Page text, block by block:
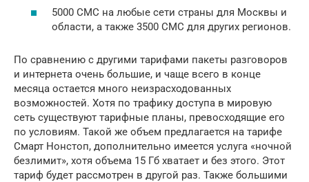
5000 СМС на любые сети страны для Москвы и
области, а также 3500 СМС для других регионов.
По сравнению с другими тарифами пакеты разговоров
и интернета очень большие, и чаще всего в конце
месяца остается много неизрасходованных
возможностей. Хотя по трафику доступа в мировую
сеть существуют тарифные планы, превосходящие его
по условиям. Такой же объем предлагается на тарифе
Смарт Нонстоп, дополнительно имеется услуга «ночной
безлимит», хотя объема 15 Гб хватает и без этого. Этот
тариф будет рассмотрен в другой раз. Также большими